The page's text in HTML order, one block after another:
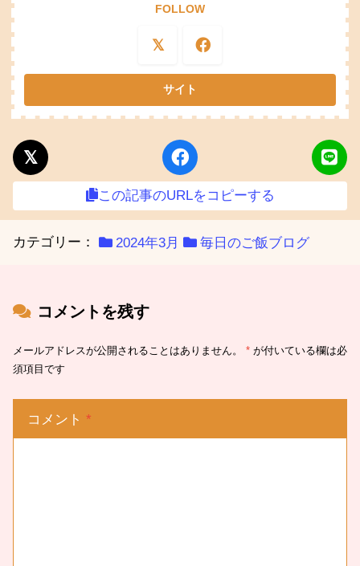
FOLLOW
この記事のURLをコピーする
カテゴリー： 2024年3月 毎日のご飯ブログ
コメントを残す
メールアドレスが公開されることはありません。 * が付いている欄は必
須項目です
コメント *